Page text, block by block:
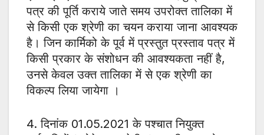
पत्र की पूर्ति कराये जाते समय उपरोक्त तालिका में
से किसी एक श्रेणी का चयन कराया जाना आवश्यक
है। जिन कार्मिको के पूर्व में प्रस्तुत प्रस्ताव पत्र में
किसी प्रकार के संशोधन की आवश्यकता नहीं है,
उनसे केवल उक्त तालिका में से एक श्रेणी का
विकल्प लिया जायेगा ।
4. दिनांक 01.05.2021 के पश्चात नियुक्त